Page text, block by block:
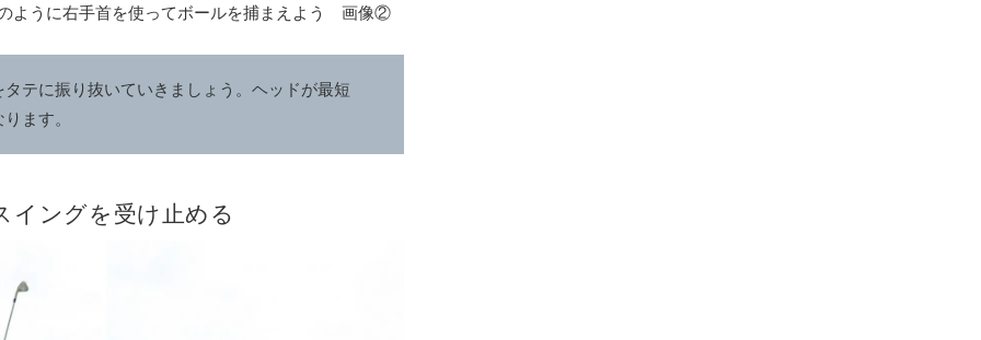
ように右手首を使ってボールを捕まえよう 画像②
テに振り抜いていきましょう。ヘッドが最短
ます。
イングを受け止める